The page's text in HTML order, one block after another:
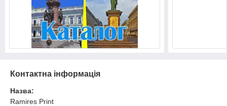
Контактна інформація
Назва:
Ramires Print